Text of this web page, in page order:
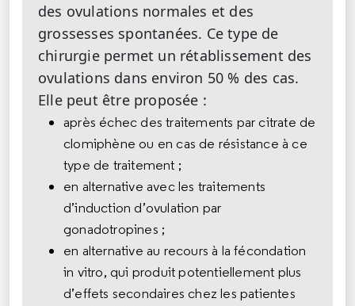
des ovulations normales et des
grossesses spontanées. Ce type de
chirurgie permet un rétablissement des
ovulations dans environ 50 % des cas.
Elle peut être proposée :
après échec des traitements par citrate de
clomiphène ou en cas de résistance à ce
type de traitement ;
en alternative avec les traitements
d’induction d’ovulation par
gonadotropines ;
en alternative au recours à la fécondation
in vitro, qui produit potentiellement plus
d’effets secondaires chez les patientes